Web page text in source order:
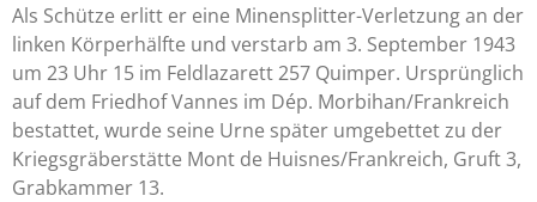
Als Schütze erlitt er eine Minensplitter-Verletzung an der
linken Körperhälfte und verstarb am 3. September 1943
um 23 Uhr 15 im Feldlazarett 257 Quimper. Ursprünglich
auf dem Friedhof Vannes im Dép. Morbihan/Frankreich
bestattet, wurde seine Urne später umgebettet zu der
Kriegsgräberstätte Mont de Huisnes/Frankreich, Gruft 3,
Grabkammer 13.